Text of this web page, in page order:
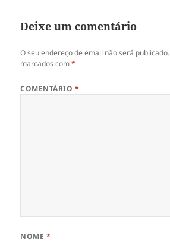
Deixe um comentário
O seu endereço de email não será publicado.
marcados com*
COMENTÁRIO *
NOME *